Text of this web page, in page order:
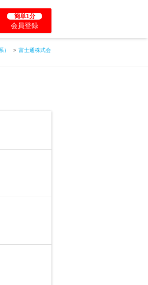
簡単1分
会員登録
）
富士通株式会